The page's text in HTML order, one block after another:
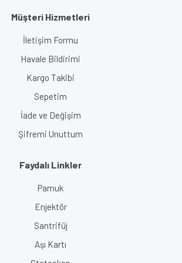
Müşteri Hizmetleri
İletişim Formu
Havale Bildirimi
Kargo Takibi
Sepetim
İade ve Değişim
Şifremi Unuttum
Faydalı Linkler
Pamuk
Enjektör
Santrifüj
Aşı Kartı